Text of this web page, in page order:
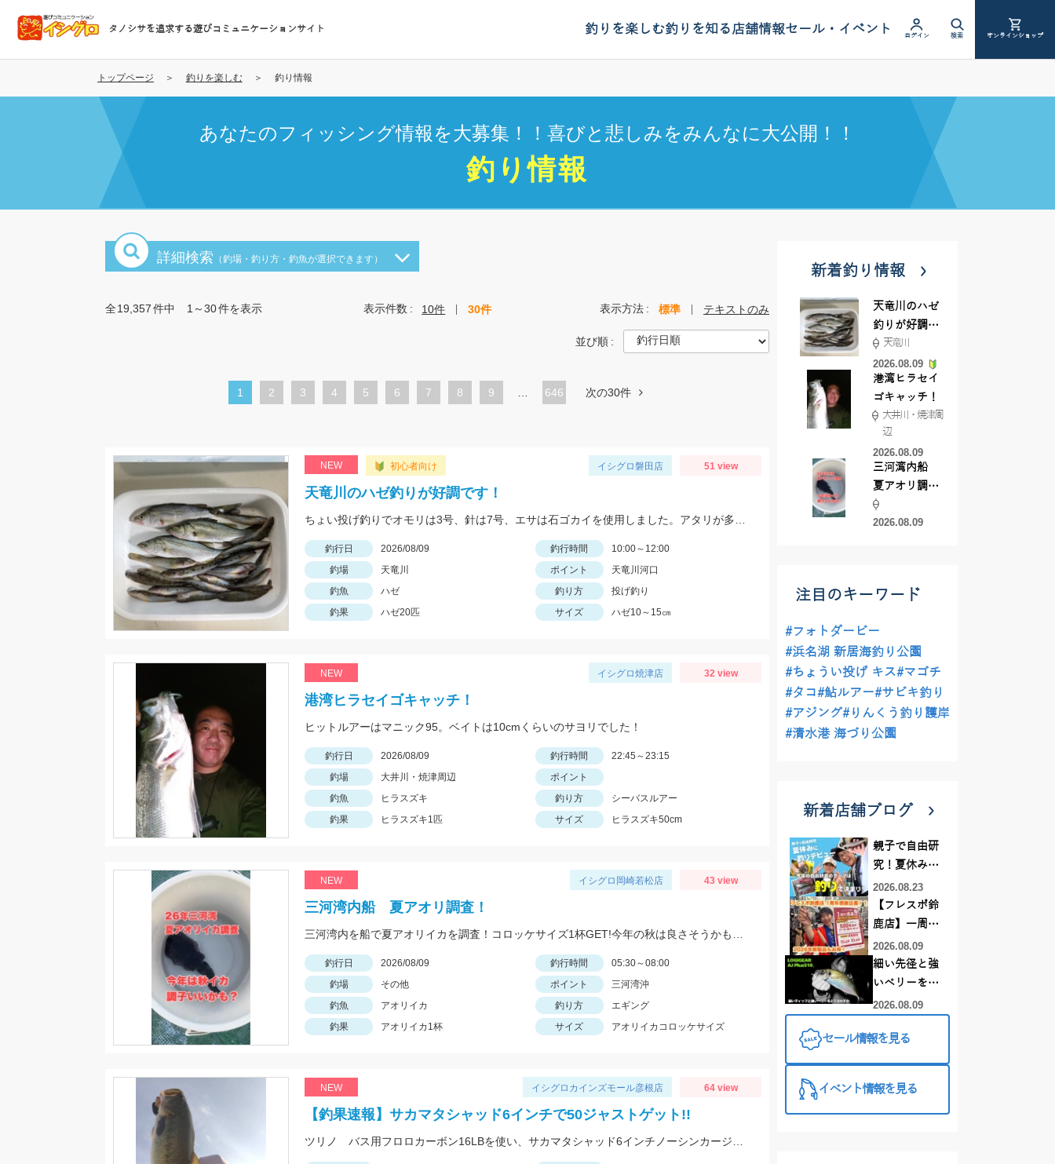
コ
テ
タノシサを追求する遊びコミュニケーションサイト 釣りを楽しむ釣りを知る店舗情報セール・イベント ログイン 検索 オンラインショップ
トップページ 釣りを楽しむ 釣り情報
あなたのフィッシング情報を大募集！！喜びと悲しみをみんなに大公開！！
釣り情報
詳細検索 （釣場・釣り方・釣魚が選択できます）
全19,357件中 1～30件を表示 表示件数 10件 30件 表示方法 標準 テキストのみ
並び順
カ
ト
ペ
ー
ジ
1
ペ
2
ペ
3
ペ
4
ペ
5
ペ
6
ペ
7
ペ
8
ペ
9 646 次の30件
NEW 初心者向け イシグロ磐田店 51 view
天竜川のハゼ釣りが好調です！
釣行日 2026/08/09 釣行時間
10:00～12:00
釣場
天竜川 ポイント
天竜川河口
釣魚
ハゼ 釣り方
投げ釣り
釣果
ハゼ20匹 サイズ ハゼ10～15㎝
NEW イシグロ焼津店 32 view
港湾ヒラセイゴキャッチ！
ヒットルアーはマニック95。ベイトは10cmくらいのサヨリでした！
釣行日 2026/08/09 釣行時間
22:45～23:15
釣場
大井川・焼津周辺
ポイント
釣魚
ヒラスズキ 釣り方
シーバスルアー
釣果
ヒラスズキ1匹 サイズ ヒラスズキ50cm
NEW イシグロ岡崎若松店 43 view
三河湾内船 夏アオリ調査！
釣行日 2026/08/09 釣行時間
05:30～08:00
釣場
その他 ポイント
三河湾沖
釣魚
アオリイカ 釣り方
エギング
釣果
アオリイカ1杯 サイズ アオリイカコロッケサイズ
NEW イシグロカインズモール彦根店 64 view
【釣果速報】サカマタシャッド6インチで50ジャストゲット!!
新着釣り情報
天竜川のハゼ
釣りが好調で
す！天竜川
2026.08.09
港湾ヒラセイ
ゴキャッチ！
大井川・焼津周
辺
2026.08.09
三河湾内船
夏アオリ調
査！
2026.08.09
注目のキーワード
#フォトダービー
#浜名湖 新居海釣り公園
#ちょうい投げ キス#マゴチ
#タコ#鮎ルアー#サビキ釣り
#アジング#りんくう釣り護岸
#清水港 海づり公園
新着店舗ブログ
親子で自由研
究！夏休みに
釣りデビュー
2026.08.23
【フレスポ鈴
鹿店】一周年
記念セール開
催中！新製品
ルアーロッド
もお買い
得！！！
2026.08.09
細い先径と強
いベリーをど
う活かすか |
プラス510の
2026.08.09
セール情報を見る
イベント情報を見る